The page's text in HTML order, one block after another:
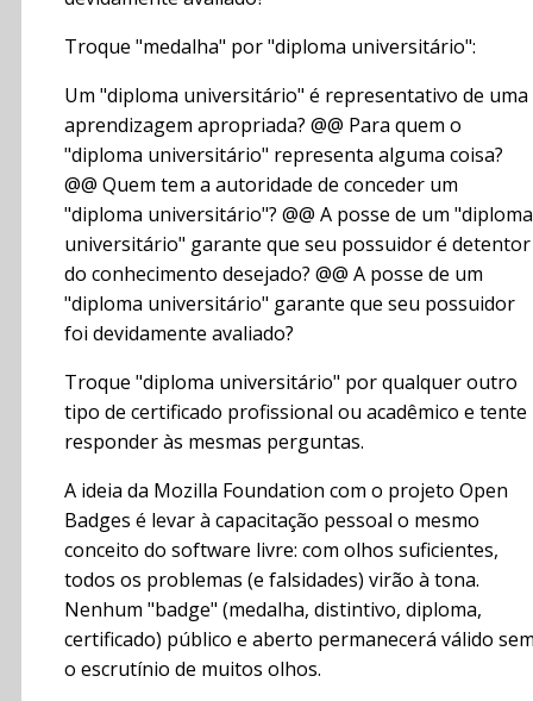
Troque "medalha" por "diploma universitário":
Um "diploma universitário" é representativo de uma
aprendizagem apropriada? @@ Para quem o
"diploma universitário" representa alguma coisa?
@@ Quem tem a autoridade de conceder um
"diploma universitário"? @@ A posse de um "diploma
universitário" garante que seu possuidor é detentor
do conhecimento desejado? @@ A posse de um
"diploma universitário" garante que seu possuidor
foi devidamente avaliado?
Troque "diploma universitário" por qualquer outro
tipo de certificado profissional ou acadêmico e tente
responder às mesmas perguntas.
A ideia da Mozilla Foundation com o projeto Open
Badges é levar à capacitação pessoal o mesmo
conceito do software livre: com olhos suficientes,
todos os problemas (e falsidades) virão à tona.
Nenhum "badge" (medalha, distintivo, diploma,
certificado) público e aberto permanecerá válido
o escrutínio de muitos olhos.